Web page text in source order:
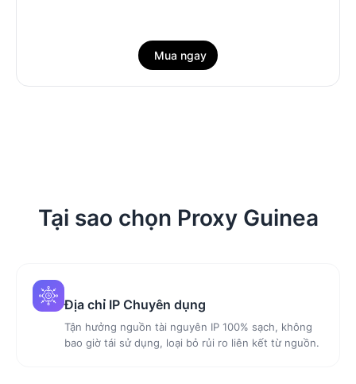
Mua ngay
Tại sao chọn Proxy Guinea
Địa chỉ IP Chuyên dụng
Tận hưởng nguồn tài nguyên IP 100% sạch, không
bao giờ tái sử dụng, loại bỏ rủi ro liên kết từ nguồn.